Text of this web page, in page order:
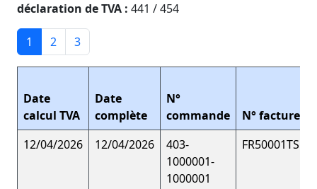
déclaration de TVA : 441 / 454
1 2 3
Date
calcul TVA
Date
complète
N°
commande
N° facture
12/04/2026
12/04/2026
403-
1000001-
1000001